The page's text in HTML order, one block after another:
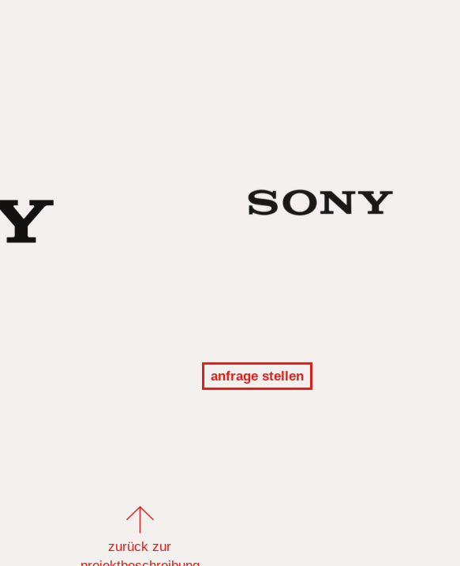
anfrage stellen
zurück zur